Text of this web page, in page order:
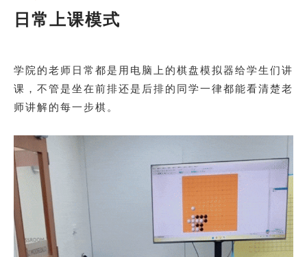
日常上课模式
学院的老师日常都是用电脑上的棋盘模拟器给学生们讲
课，不管是坐在前排还是后排的同学一律都能看清楚老
师讲解的每一步棋。